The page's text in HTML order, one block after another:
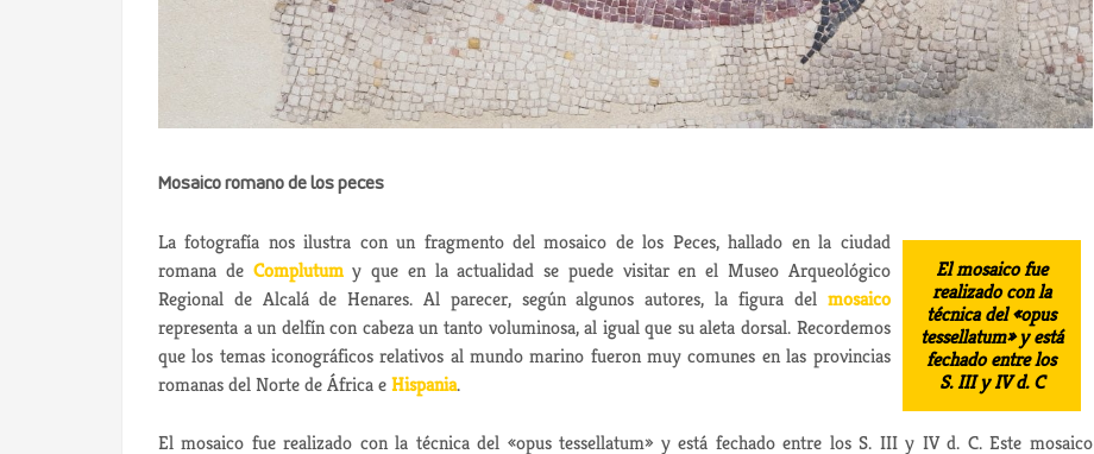
Mosaico romano de los peces
La fotografía nos ilustra con un fragmento del mosaico de los Peces,
El mosaico fue
realizado con la
técnica del «opus
tessellatum» y está
fechado entre los
S. III y IV d. C
hallado en la ciudad
romana de Complutumy que en la actualidad se puede visitar en el Museo Arqueológico
Regional de Alcalá de Henares. Al parecer, según algunos autores, la figura del mosaico
representa a un delfín con cabeza un tanto voluminosa, al igual que su aleta dorsal. Recordemos
que los temas iconográficos relativos al mundo marino fueron muy comunes en las provincias
romanas del Norte de África eHispania.
El mosaico fue realizado con la técnica del «opus tessellatum» y está fechado entre los S. III y IV d. C. Este mosaico